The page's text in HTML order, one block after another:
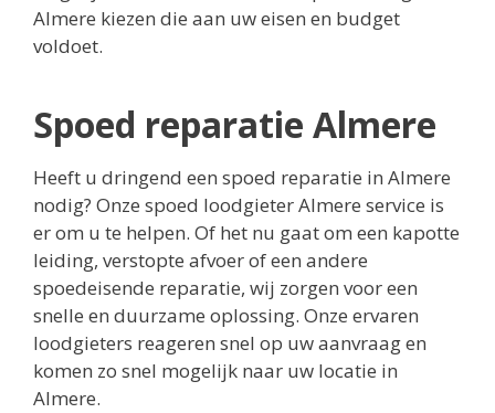
Almere kiezen die aan uw eisen en budget
voldoet.
Spoed reparatie Almere
Heeft u dringend een spoed reparatie in Almere
nodig? Onze spoed loodgieter Almere service is
er om u te helpen. Of het nu gaat om een kapotte
leiding, verstopte afvoer of een andere
spoedeisende reparatie, wij zorgen voor een
snelle en duurzame oplossing. Onze ervaren
loodgieters reageren snel op uw aanvraag en
komen zo snel mogelijk naar uw locatie in
Almere.